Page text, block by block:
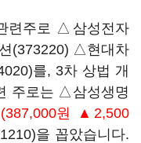
련주로 △삼성전자
(373220) △현대차
를, 3차 상법 개
주로는 △삼성생명
(387,000원 ▲2,500
을 꼽았습니다.